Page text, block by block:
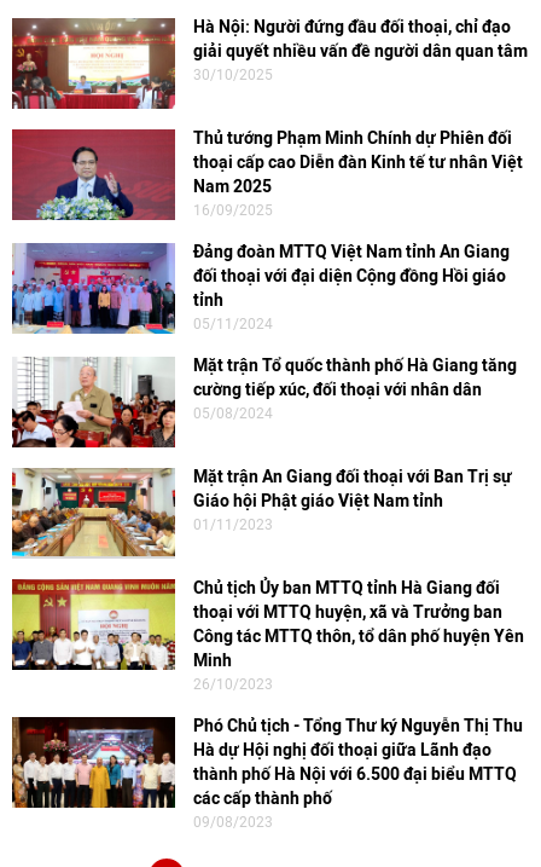
Hà Nội: Người đứng đầu đối thoại, chỉ đạo
giải quyết nhiều vấn đề người dân quan tâm
30/10/2025
Thủ tướng Phạm Minh Chính dự Phiên đối
thoại cấp cao Diễn đàn Kinh tế tư nhân Việt
Nam 2025
16/09/2025
Đảng đoàn MTTQ Việt Nam tỉnh An Giang
đối thoại với đại diện Cộng đồng Hồi giáo
tỉnh
05/11/2024
Mặt trận Tổ quốc thành phố Hà Giang tăng
cường tiếp xúc, đối thoại với nhân dân
05/08/2024
Mặt trận An Giang đối thoại với Ban Trị sự
Giáo hội Phật giáo Việt Nam tỉnh
01/11/2023
Chủ tịch Ủy ban MTTQ tỉnh Hà Giang đối
thoại với MTTQ huyện, xã và Trưởng ban
Công tác MTTQ thôn, tổ dân phố huyện Yên
Minh
26/10/2023
Phó Chủ tịch - Tổng Thư ký Nguyễn Thị Thu
Hà dự Hội nghị đối thoại giữa Lãnh đạo
thành phố Hà Nội với 6.500 đại biểu MTTQ
các cấp thành phố
09/08/2023